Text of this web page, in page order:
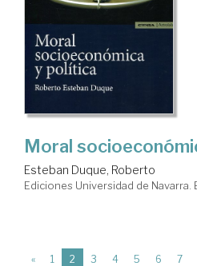
Moral
Esteban Duque, Roberto
Ediciones Universidad de Navarra.
« 1 2 (current)
3 4 5 6 7